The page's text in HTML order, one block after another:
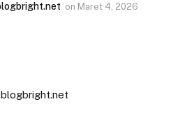
on Maret 4, 2026